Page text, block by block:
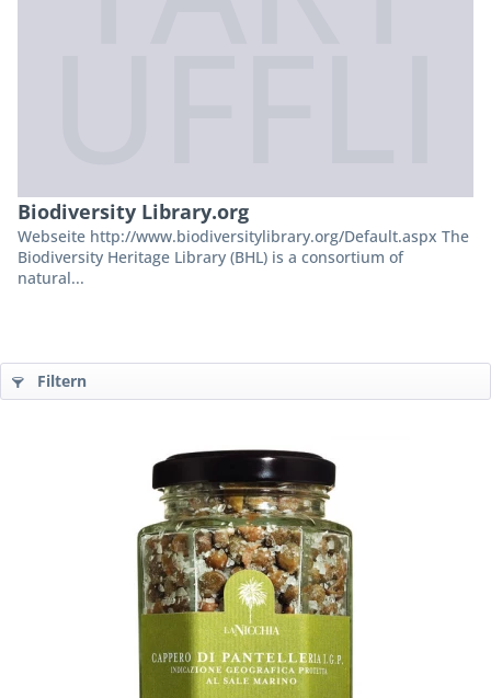
Biodiversity Library.org
Webseite http://www.biodiversitylibrary.org/Default.aspx The
Biodiversity Heritage Library (BHL) is a consortium of
natural...
Filtern